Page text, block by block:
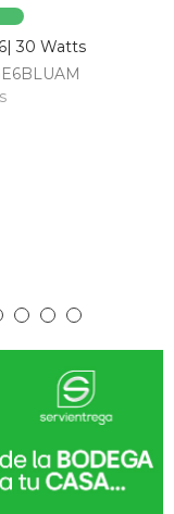
30 Watts